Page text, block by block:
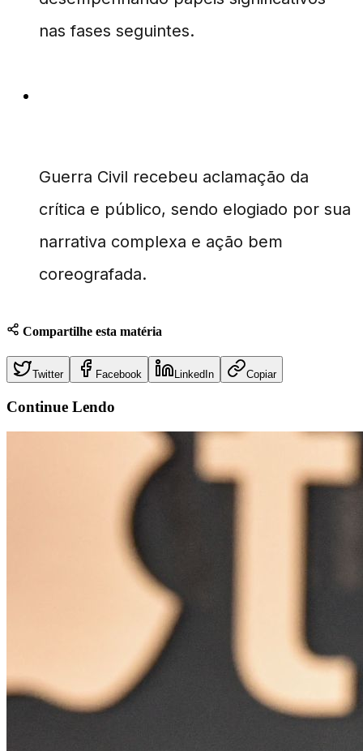
nas fases seguintes.
Guerra Civil recebeu aclamação da
crítica e público, sendo elogiado por sua
narrativa complexa e ação bem
coreografada.
Compartilhe esta matéria
Twitter Facebook LinkedIn Copiar
Continue Lendo